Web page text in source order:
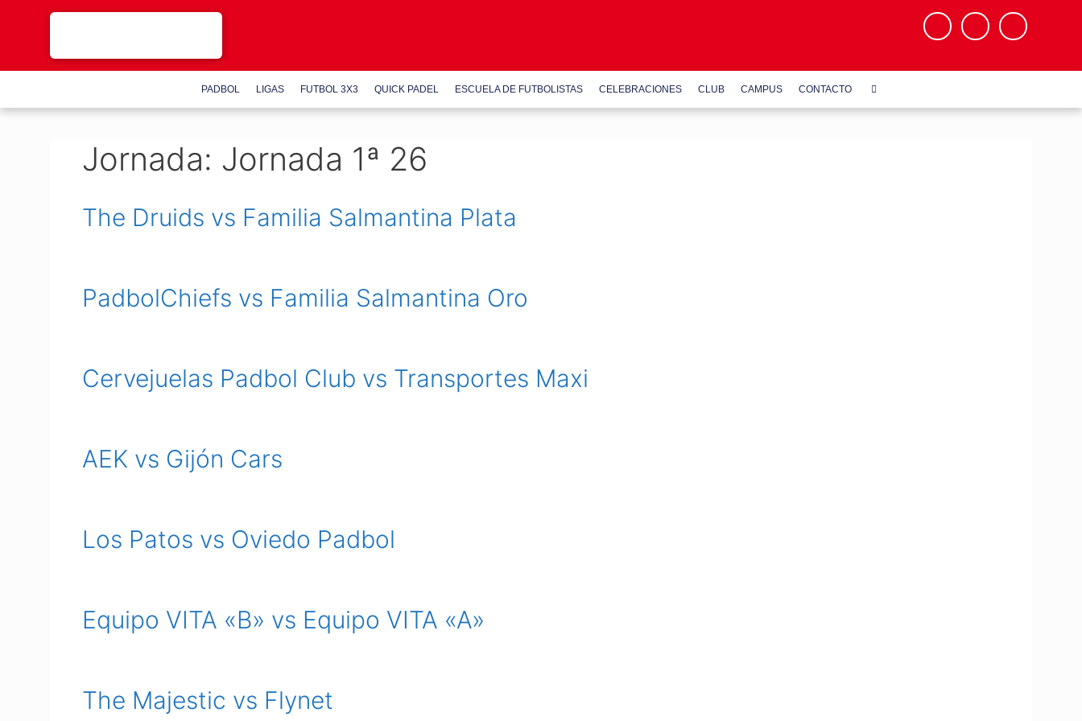
PADBOL LIGAS FUTBOL 3X3 QUICK PADEL ESCUELA DE FUTBOLISTAS CELEBRACIONES CLUB CAMPUS CONTACTO
Jornada: Jornada 1ª 26
The Druids vs Familia Salmantina Plata
PadbolChiefs vs Familia Salmantina Oro
Cervejuelas Padbol Club vs Transportes Maxi
AEK vs Gijón Cars
Los Patos vs Oviedo Padbol
Equipo VITA «B» vs Equipo VITA «A»
The Majestic vs Flynet